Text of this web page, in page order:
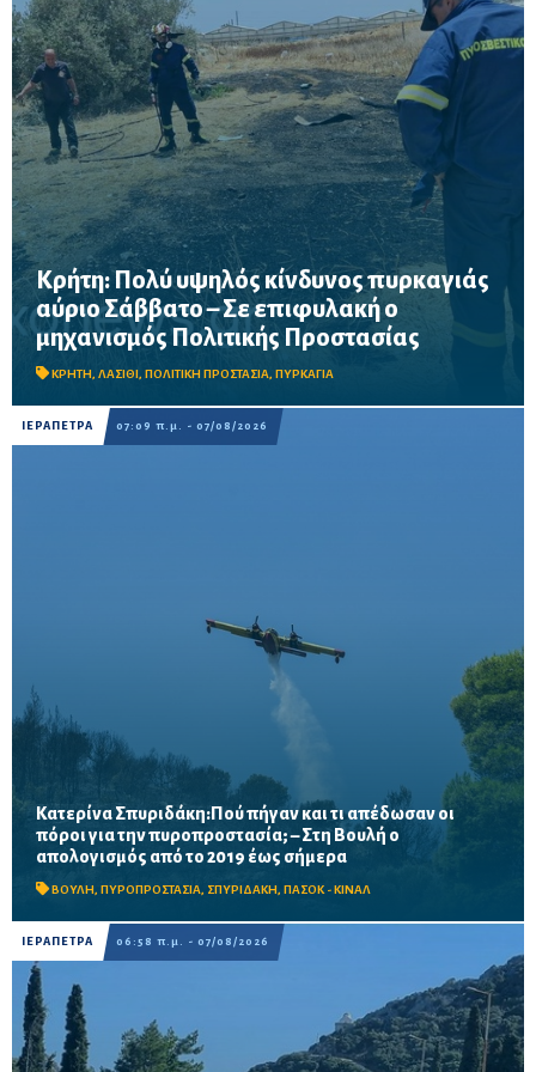
Κρήτη: Πολύ υψηλός κίνδυνος πυρκαγιάς
αύριο Σάββατο – Σε επιφυλακή ο
μηχανισμός Πολιτικής Προστασίας
ΚΡΗΤΗ, ΛΑΣΙΘΙ, ΠΟΛΙΤΙΚΗ ΠΡΟΣΤΑΣΙΑ, ΠΥΡΚΑΓΙΑ
Σε επιφυλακή ο μηχανισμός Πολιτικής Προστασίας λόγω πολύ
υψηλού κινδύνου πυρκαγιάς στην Κρήτη το Σάββατο 8
Αυγούστου – Απαγορεύονται η χρήση φωτιάς και η πρόσβαση
σε δασικές περιοχές, μεταξύ των οποίω...
ΙΕΡΑΠΕΤΡΑ 07:09 π.μ. - 07/08/2026
Κατερίνα Σπυριδάκη:Πού πήγαν και τι απέδωσαν οι
πόροι για την πυροπροστασία; – Στη Βουλή ο
απολογισμός από το 2019 έως σήμερα
ΒΟΥΛΗ, ΠΥΡΟΠΡΟΣΤΑΣΙΑ, ΣΠΥΡΙΔΑΚΗ, ΠΑΣΟΚ - ΚΙΝΑΛ
Το ΠΑΣΟΚ ζητά πλήρη απολογισμό των χρηματοδοτήσεων από
το 2019, στοιχεία για τα προγράμματα «ΑΙΓΙΣ» και AntiNero,
καθώς και απαντήσεις για προσωπικό, οχήματα, ε...
ΙΕΡΑΠΕΤΡΑ 06:58 π.μ. - 07/08/2026